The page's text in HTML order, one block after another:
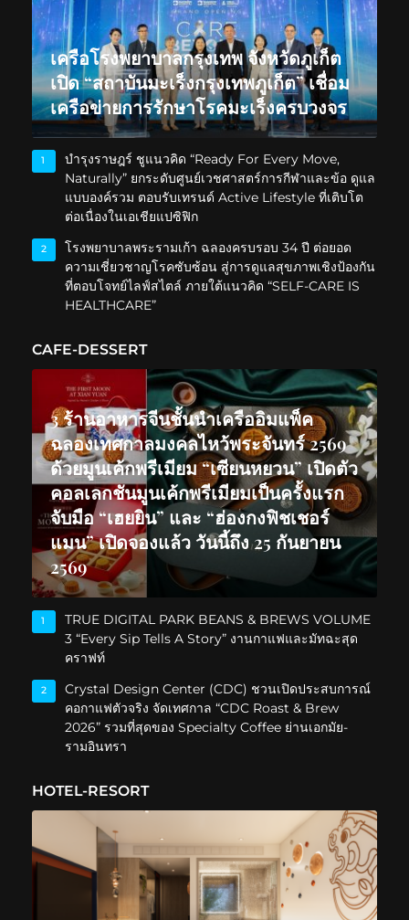
เครือโรงพยาบาลกรุงเทพ จังหวัดภูเก็ต
เปิด “สถาบันมะเร็งกรุงเทพภูเก็ต” เชื่อม
เครือข่ายการรักษาโรคมะเร็งครบวงจร
1
บำรุงราษฎร์ ชูแนวคิด “Ready For Every Move,
Naturally” ยกระดับศูนย์เวชศาสตร์การกีฬาและข้อ ดูแล
แบบองค์รวม ตอบรับเทรนด์ Active Lifestyle ที่เติบโต
ต่อเนื่องในเอเชียแปซิฟิก
2
โรงพยาบาลพระรามเก้า ฉลองครบรอบ 34 ปี ต่อยอด
ความเชี่ยวชาญโรคซับซ้อน สู่การดูแลสุขภาพเชิงป้องกัน
ที่ตอบโจทย์ไลฟ์สไตล์ ภายใต้แนวคิด “SELF-CARE IS
HEALTHCARE”
CAFE-DESSERT
3 ร้านอาหารจีนชั้นนำเครืออิมแพ็ค
ฉลองเทศกาลมงคลไหว้พระจันทร์ 2569
ด้วยมูนเค้กพรีเมียม “เซียนหยวน” เปิดตัว
คอลเลกชันมูนเค้กพรีเมียมเป็นครั้งแรก
จับมือ “เฮยยิน” และ “ฮ่องกงฟิชเชอร์
แมน” เปิดจองแล้ว วันนี้ถึง 25 กันยายน
2569
1
TRUE DIGITAL PARK BEANS & BREWS VOLUME
3 “Every Sip Tells A Story” งานกาแฟและมัทฉะสุด
คราฟท์
2
Crystal Design Center (CDC) ชวนเปิดประสบการณ์
คอกาแฟตัวจริง จัดเทศกาล “CDC Roast & Brew
2026” รวมที่สุดของ Specialty Coffee ย่านเอกมัย-
รามอินทรา
HOTEL-RESORT